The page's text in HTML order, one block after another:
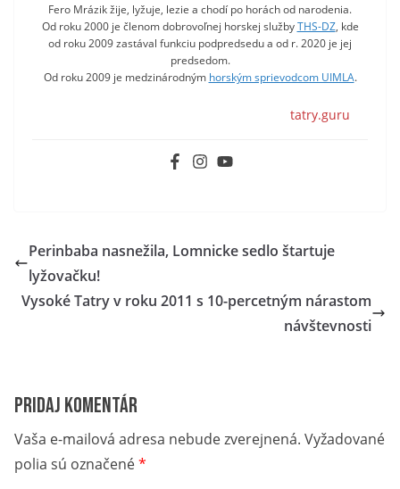
Fero Mrázik žije, lyžuje, lezie a chodí po horách od narodenia.
Od roku 2000 je členom dobrovoľnej horskej službyTHS-DZ, kde
od roku 2009 zastával funkciu podpredsedu a od r. 2020 je jej
predsedom.
Od roku 2009 je medzinárodným horským sprievodcom UIMLA.
tatry.guru
Perinbaba nasnežila, Lomnicke sedlo štartuje
lyžovačku!
Vysoké Tatry v roku 2011 s 10-percetným nárastom
návštevnosti
Pridaj komentár
Vaša e-mailová adresa nebude zverejnená. Vyžadované
polia sú označené*